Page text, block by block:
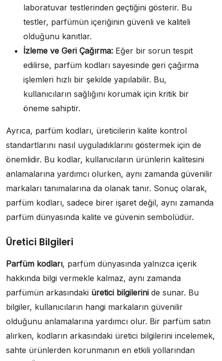
laboratuvar testlerinden geçtiğini gösterir. Bu
testler, parfümün içeriğinin güvenli ve kaliteli
olduğunu kanıtlar.
İzleme ve Geri Çağırma: Eğer bir sorun tespit
edilirse, parfüm kodları sayesinde geri çağırma
işlemleri hızlı bir şekilde yapılabilir. Bu,
kullanıcıların sağlığını korumak için kritik bir
öneme sahiptir.
Ayrıca, parfüm kodları, üreticilerin kalite kontrol
standartlarını nasıl uyguladıklarını göstermek için de
önemlidir. Bu kodlar, kullanıcıların ürünlerin kalitesini
anlamalarına yardımcı olurken, aynı zamanda güvenilir
markaları tanımalarına da olanak tanır. Sonuç olarak,
parfüm kodları, sadece birer işaret değil, aynı zamanda
parfüm dünyasında kalite ve güvenin sembolüdür.
Üretici Bilgileri
Parfüm kodları, parfüm dünyasında yalnızca içerik
hakkında bilgi vermekle kalmaz, aynı zamanda
parfümün arkasındaki üretici bilgilerini de sunar. Bu
bilgiler, kullanıcıların hangi markaların güvenilir
olduğunu anlamalarına yardımcı olur. Bir parfüm satın
alırken, kodların arkasındaki üretici bilgilerini incelemek,
sahte ürünlerden korunmanın en etkili yollarından